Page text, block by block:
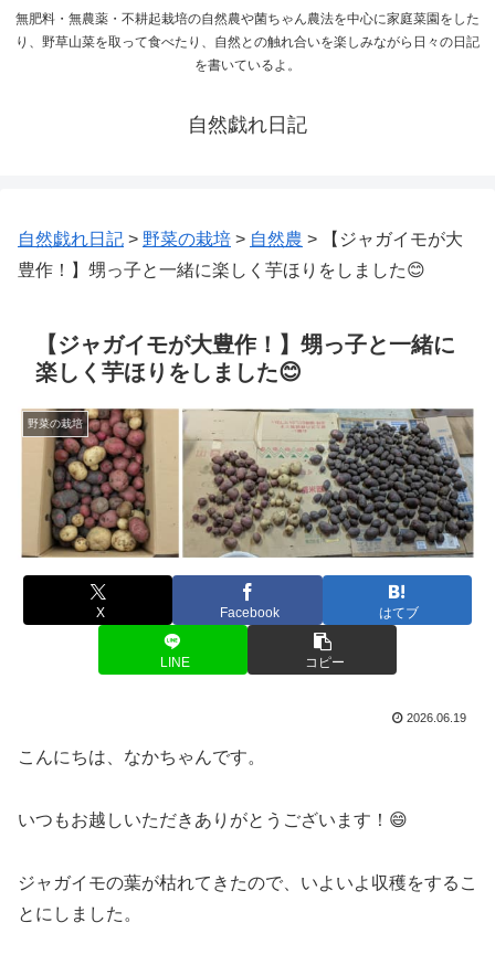
無肥料・無農薬・不耕起栽培の自然農や菌ちゃん農法を中心に家庭菜園をした
り、野草山菜を取って食べたり、自然との触れ合いを楽しみながら日々の日記
を書いているよ。
自然戯れ日記
自然戯れ日記 > 野菜の栽培 > 自然農 >
【ジャガイモが大
豊作！】甥っ子と一緒に楽しく芋ほりをしました😊
【ジャガイモが大豊作！】甥っ子と一緒に
楽しく芋ほりをしました😊
野菜の栽培
X Facebook はてブ
LINE コピー
2026.06.19
こんにちは、なかちゃんです。
いつもお越しいただきありがとうございます！😄
ジャガイモの葉が枯れてきたので、いよいよ収穫をするこ
とにしました。